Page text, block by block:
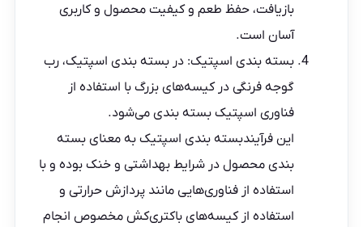
بازیافت، حفظ طعم و کیفیت محصول و کاربری
آسان است.
بسته بندی اسپتیک: در بسته بندی اسپتیک، رب
گوجه فرنگی در کیسه‌های بزرگ با استفاده از
فناوری اسپتیک بسته بندی می‌شود.
این فرآیندبسته بندی اسپتیک به معنای بسته
بندی محصول در شرایط بهداشتی و خنک بوده و با
استفاده از فناوری‌هایی مانند پردازش حرارتی و
استفاده از کیسه‌های باکتری‌کش مخصوص انجام